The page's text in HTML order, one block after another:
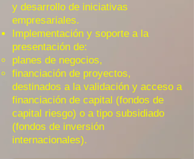
y desarrollo de iniciativas
empresariales.
Implementación y soporte a la
presentación de:
planes de negocios,
financiación de proyectos,
destinados a la validación y acceso a
financiación de capital (fondos de
capital riesgo) o a tipo subsidiado
(fondos de inversión
internacionales).